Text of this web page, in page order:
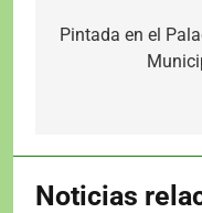
de
Pintada en el
Noticias